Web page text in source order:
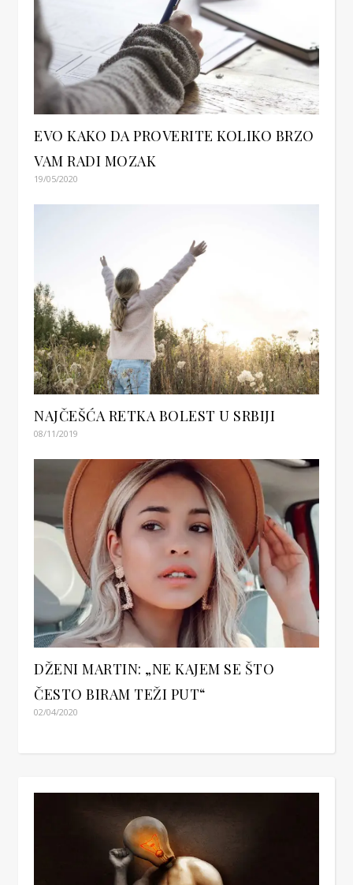
EVO KAKO DA PROVERITE KOLIKO BRZO
VAM RADI MOZAK
19/05/2020
NAJČEŠĆA RETKA BOLEST U SRBIJI
08/11/2019
DŽENI MARTIN: „NE KAJEM SE ŠTO
ČESTO BIRAM TEŽI PUT“
02/04/2020